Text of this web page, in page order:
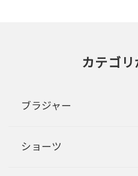
カテゴ
ブラジャー
ショーツ